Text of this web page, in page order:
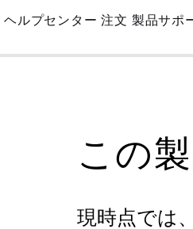
Skip
Main
ヘルプセンター 注文 製品サポ
この
現時点では